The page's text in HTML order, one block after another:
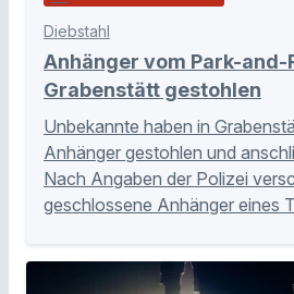
Diebstahl
Anhänger vom Park-and-
Grabenstätt gestohlen
Unbekannte haben in
Anhänger gestohlen und
Nach Angaben der Polizei
geschlossene Anhänger eines